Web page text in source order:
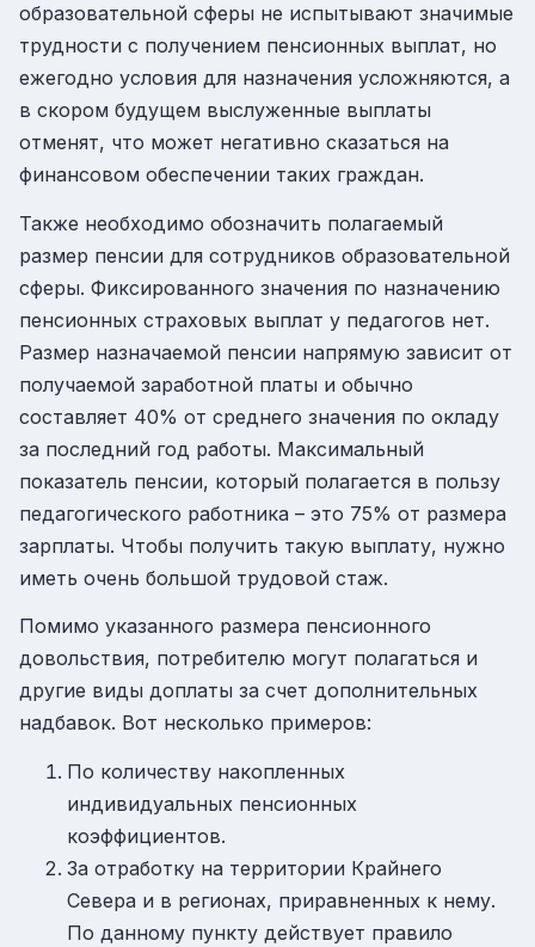
образовательной сферы не испытывают значимые
трудности с получением пенсионных выплат, но
ежегодно условия для назначения усложняются, а
в скором будущем выслуженные выплаты
отменят, что может негативно сказаться на
финансовом обеспечении таких граждан.
Также необходимо обозначить полагаемый
размер пенсии для сотрудников образовательной
сферы. Фиксированного значения по назначению
пенсионных страховых выплат у педагогов нет.
Размер назначаемой пенсии напрямую зависит от
получаемой заработной платы и обычно
составляет 40% от среднего значения по окладу
за последний год работы. Максимальный
показатель пенсии, который полагается в пользу
педагогического работника – это 75% от размера
зарплаты. Чтобы получить такую выплату, нужно
иметь очень большой трудовой стаж.
Помимо указанного размера пенсионного
довольствия, потребителю могут полагаться и
другие виды доплаты за счет дополнительных
надбавок. Вот несколько примеров:
По количеству накопленных
индивидуальных пенсионных
коэффициентов.
За отработку на территории Крайнего
Севера и в регионах, приравненных к нему.
По данному пункту действует правило